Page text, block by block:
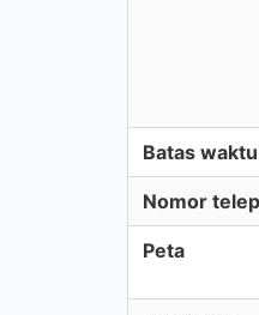
Batas waktu
Nomor
Peta